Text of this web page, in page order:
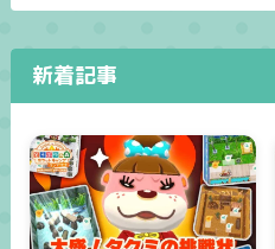
新着記事